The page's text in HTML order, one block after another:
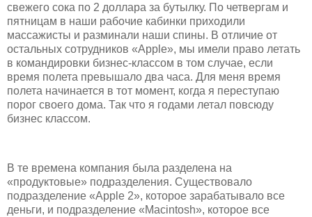
свежего сока по 2 доллара за бутылку. По четвергам и
пятницам в наши рабочие кабинки приходили
массажисты и разминали наши спины. В отличие от
остальных сотрудников «Apple», мы имели право летать
в командировки бизнес-классом в том случае, если
время полета превышало два часа. Для меня время
полета начинается в тот момент, когда я переступаю
порог своего дома. Так что я годами летал повсюду
бизнес классом.
В те времена компания была разделена на
«продуктовые» подразделения. Существовало
подразделение «Apple 2», которое зарабатывало все
деньги, и подразделение «Macintosh», которое все